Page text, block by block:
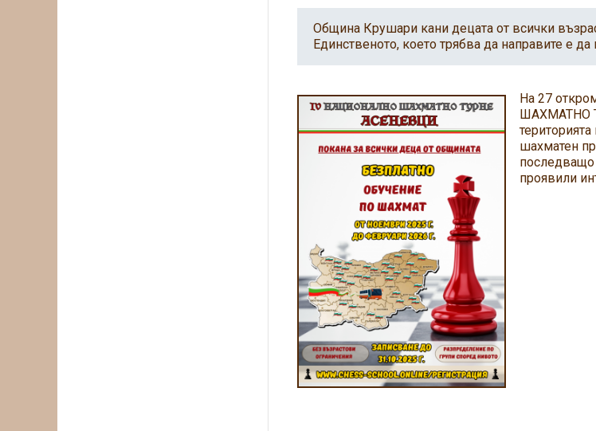
Община Крушари кани децата от всички
Единственото, което трябва да направите е да
На 27
ШАХМАТНО
шахматен
последващо
проявили